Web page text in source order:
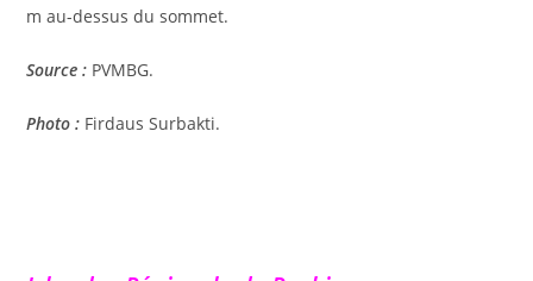
m au-dessus du sommet.
Source : PVMBG.
Photo : Firdaus Surbakti.